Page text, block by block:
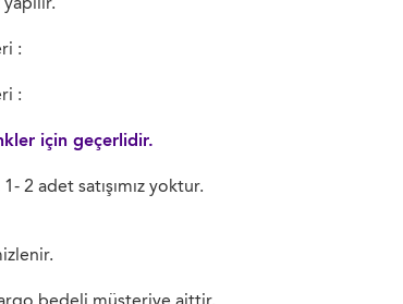
:
:
için geçerlidir.
2 adet satışımız yoktur.